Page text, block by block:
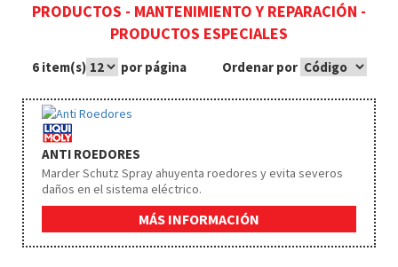
PRODUCTOS - MANTENIMIENTO Y REPARACIÓN -
PRODUCTOS ESPECIALES
6 item(s) por página Ordenar por
ANTI ROEDORES
Marder Schutz Spray ahuyenta roedores y evita severos
daños en el sistema eléctrico.
MÁS INFORMACIÓN